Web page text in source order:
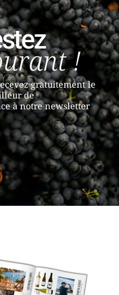
!
gratuitement le
de
à notre newsletter